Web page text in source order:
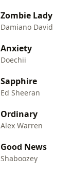
Zombie Lady
Damiano David
Anxiety
Doechii
Sapphire
Ed Sheeran
Ordinary
Alex Warren
Good News
Shaboozey